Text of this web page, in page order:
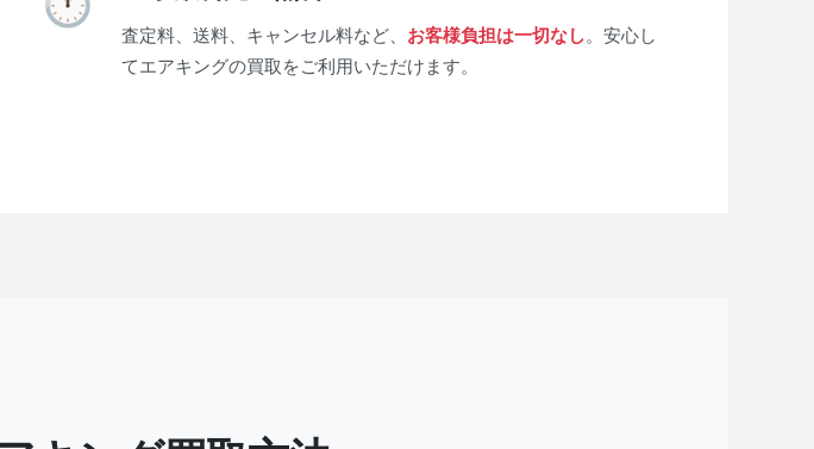
査定料、送料、キャンセル料など、 お客様負担は一切なし。安心し
てエアキングの買取をご利用いただけます。